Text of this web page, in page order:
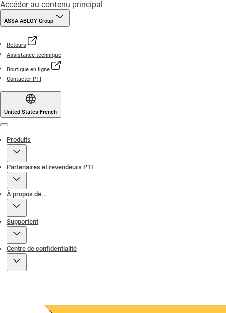
Accéder au contenu principal
ASSA ABLOY Group
Retours
Assistance technique
Boutique en ligne
Contacter PTI
United States·French
Produits
Partenaires et revendeurs PTI
À propos de...
Supportent
Centre de confidentialité